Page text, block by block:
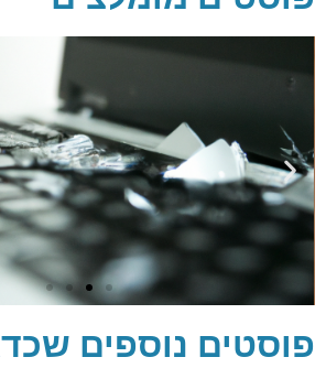
פוסטים נוספים